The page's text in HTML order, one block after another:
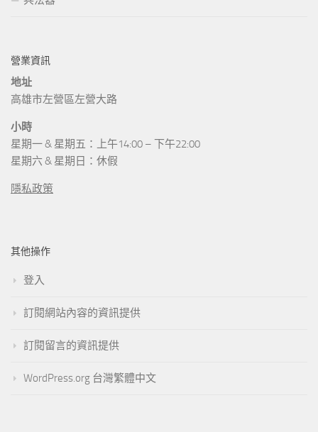
營業資訊
地址
高雄市左營區左營大路
小時
星期一 & 星期五：上午14:00 – 下午22:00
星期六 & 星期日：休假
隱私政策
其他操作
登入
訂閱網站內容的資訊提供
訂閱留言的資訊提供
WordPress.org 台灣繁體中文